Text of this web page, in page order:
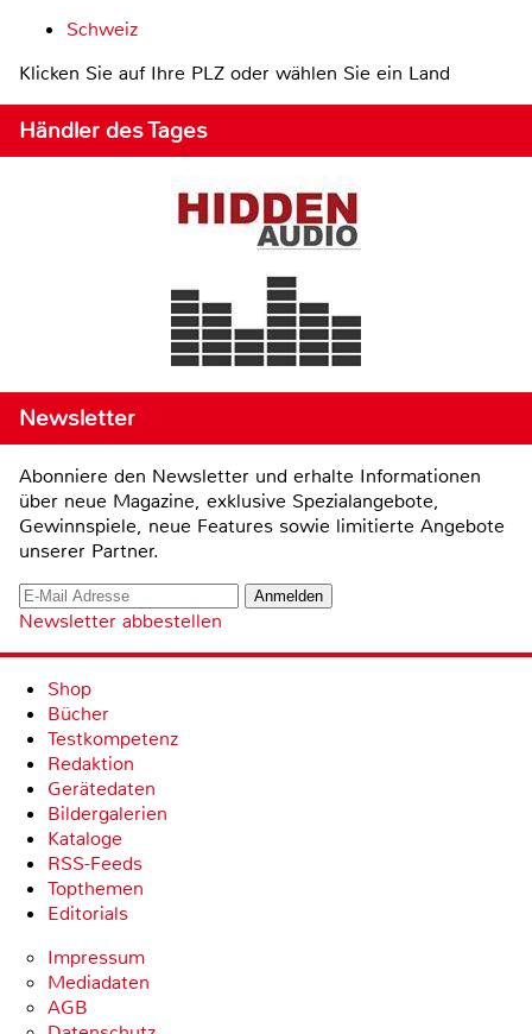
Schweiz
Klicken Sie auf Ihre PLZ oder wählen Sie ein Land
Händler des Tages
Newsletter
Abonniere den Newsletter und erhalte Informationen
über neue Magazine, exklusive Spezialangebote,
Gewinnspiele, neue Features sowie limitierte Angebote
unserer Partner.
Newsletter abbestellen
Shop
Bücher
Testkompetenz
Redaktion
Gerätedaten
Bildergalerien
Kataloge
RSS-Feeds
Topthemen
Editorials
Impressum
Mediadaten
AGB